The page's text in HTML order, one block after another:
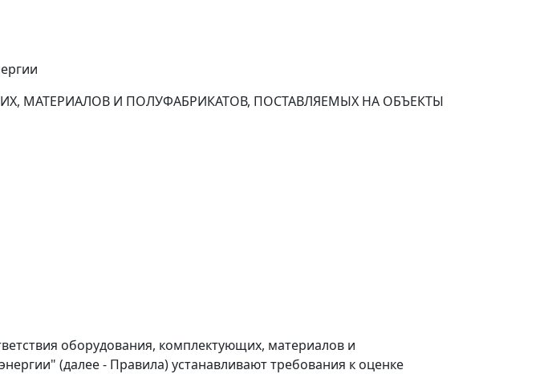
МАТЕРИАЛОВ И ПОЛУФАБРИКАТОВ, ПОСТАВЛЯЕМЫХ НА ОБЪЕКТЫ
оборудования, комплектующих, материалов и
(далее - Правила) устанавливают требования к оценке